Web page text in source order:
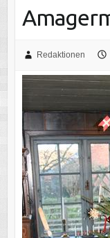
Redaktionen